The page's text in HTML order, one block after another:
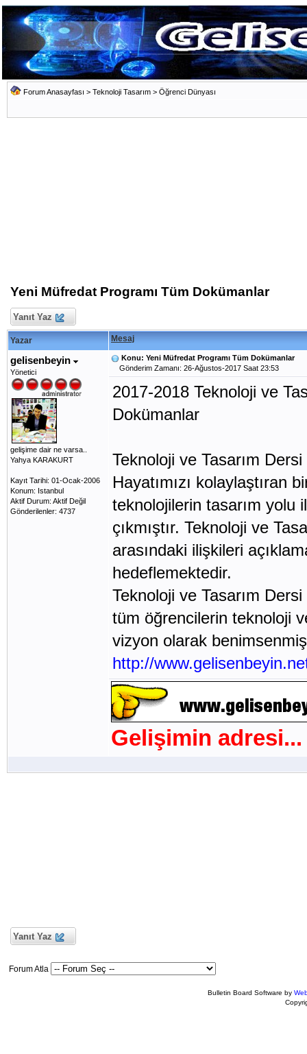
Forum Anasayfası > Teknoloji Tasarım > Öğrenci Dünyası
Yeni Müfredat Programı Tüm Dokümanlar
Yanıt Yaz
Yazar Mesaj
gelisenbeyin
Yönetici
gelişime dair ne varsa..
Yahya KARAKURT
Kayıt Tarihi: 01-Ocak-2006
Konum: Istanbul
Aktif Durum: Aktif Değil
Gönderilenler: 4737
Konu: Yeni Müfredat Programı Tüm Dokümanlar
Gönderim Zamanı: 26-Ağustos-2017 Saat 23:53
2017-2018 Teknoloji ve
Dokümanlar
Teknoloji ve Tasarım
Hayatımızı kolaylaştıran
teknolojilerin tasarım yolu
çıkmıştır. Teknoloji ve
arasındaki ilişkileri
hedeflemektedir.
Teknoloji ve Tasarım
tüm öğrencilerin teknoloji
vizyon olarak
http://
Gelişimin adresi...
Yanıt Yaz
Forum Atla
Bulletin Board Software by